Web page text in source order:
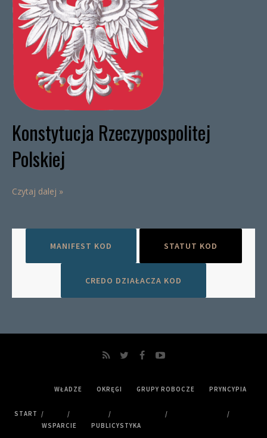
Konstytucja Rzeczypospolitej
Polskiej
Czytaj dalej »
MANIFEST KOD STATUT KOD
CREDO DZIAŁACZA KOD
START
WŁADZE OKRĘGI GRUPY ROBOCZE PRYNCYPIA
WSPARCIE PUBLICYSTYKA